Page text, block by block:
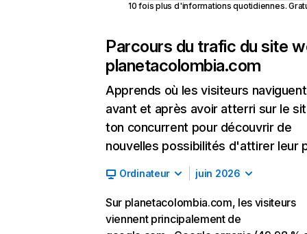
10 fois plus d'informations quotidiennes.
Parcours du trafic du site
planetacolombia.com
Apprends où les visiteurs naviguent
avant et après avoir atterri sur le
ton concurrent pour découvrir de
nouvelles possibilités d'attirer leur
Ordinateur juin 2026
Sur planetacolombia.com, les visiteurs
viennent principalement de